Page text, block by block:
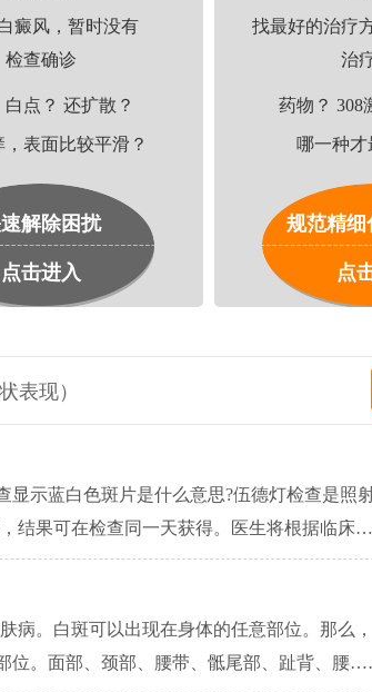
癜风，暂时没有
检查确诊
白点？ 还扩散？
表面比较平滑？
解除困扰
点击进入
找最好的治疗
治
药物？ 308
哪一种才
规范精细
点
表现）
显示蓝白色斑片是什么意思?伍德灯检查是照
结果可在检查同一天获得。医生将根据临
病。白斑可以出现在身体的任意部位。那么
位。面部、颈部、腰带、骶尾部、趾背、腰